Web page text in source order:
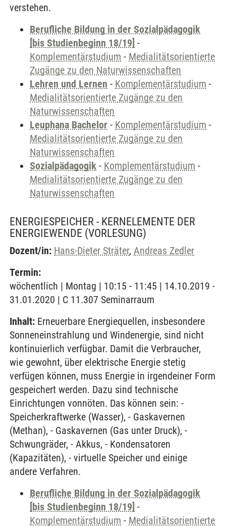
verstehen.
Berufliche Bildung in der Sozialpädagogik
[bis Studienbeginn 18/19] -
Komplementärstudium - Medialitätsorientierte
Zugänge zu den Naturwissenschaften
Lehren und Lernen - Komplementärstudium -
Medialitätsorientierte Zugänge zu den
Naturwissenschaften
Leuphana Bachelor - Komplementärstudium -
Medialitätsorientierte Zugänge zu den
Naturwissenschaften
Sozialpädagogik - Komplementärstudium -
Medialitätsorientierte Zugänge zu den
Naturwissenschaften
ENERGIESPEICHER - KERNELEMENTE DER
ENERGIEWENDE (VORLESUNG)
Dozent/in: Hans-Dieter Sträter, Andreas Zedler
Termin:
wöchentlich | Montag | 10:15 - 11:45 | 14.10.2019 -
31.01.2020 | C 11.307 Seminarraum
Inhalt: Erneuerbare Energiequellen, insbesondere
Sonneneinstrahlung und Windenergie, sind nicht
kontinuierlich verfügbar. Damit die Verbraucher,
wie gewohnt, über elektrische Energie stetig
verfügen können, muss Energie in irgendeiner Form
gespeichert werden. Dazu sind technische
Einrichtungen vonnöten. Das können sein: -
Speicherkraftwerke (Wasser), - Gaskavernen
(Methan), - Gaskavernen (Gas unter Druck), -
Schwungräder, - Akkus, - Kondensatoren
(Kapazitäten), - virtuelle Speicher und einige
andere Verfahren.
Berufliche Bildung in der Sozialpädagogik
[bis Studienbeginn 18/19] -
Komplementärstudium - Medialitätsorientierte